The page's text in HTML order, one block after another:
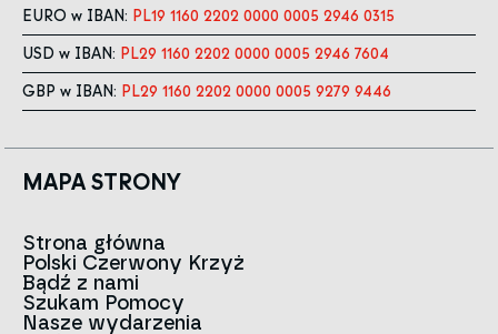
EURO w IBAN: PL19 1160 2202 0000 0005 2946 0315
USD w IBAN: PL29 1160 2202 0000 0005 2946 7604
GBP w IBAN: PL29 1160 2202 0000 0005 9279 9446
MAPA STRONY
Strona główna
Polski Czerwony Krzyż
Aktualności
O nas
Zespół
Bądź z nami
Szukam Pomocy
Kontakt do oddziałów
Nasze wydarzenia